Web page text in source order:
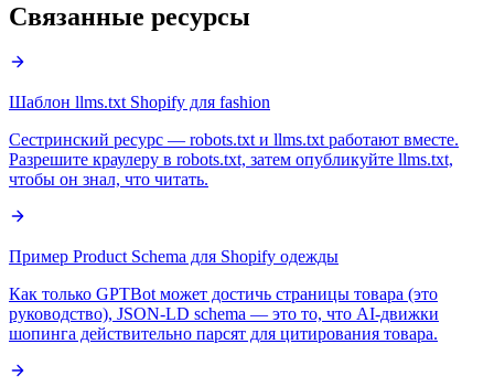
Связанные ресурсы
Шаблон llms.txt Shopify для fashion
Сестринский ресурс — robots.txt и llms.txt работают вместе.
Разрешите краулеру в robots.txt, затем опубликуйте llms.txt,
чтобы он знал, что читать.
Пример Product Schema для Shopify одежды
Как только GPTBot может достичь страницы товара (это
руководство), JSON-LD schema — это то, что AI-движки
шопинга действительно парсят для цитирования товара.